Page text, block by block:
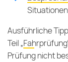
Situationen
Ausführliche
Teil „Fahrprüfung
Prüfung nicht